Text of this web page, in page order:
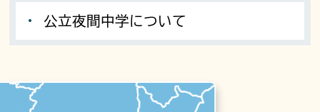
公立夜間中学について